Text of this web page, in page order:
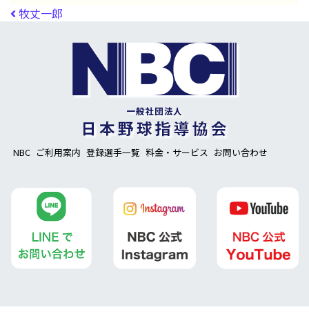
投稿ナビゲーション
牧丈一郎
NBC ご利用案内 登録選手一覧 料金・サービス お問い合わせ